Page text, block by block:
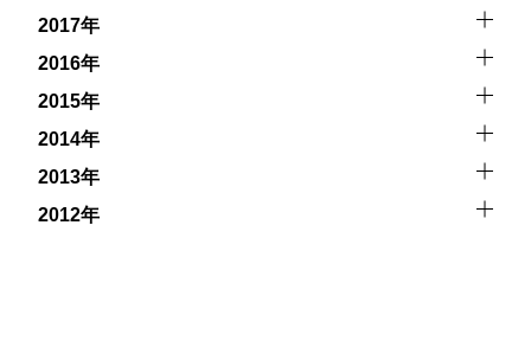
2017年
2016年
2015年
2014年
2013年
2012年